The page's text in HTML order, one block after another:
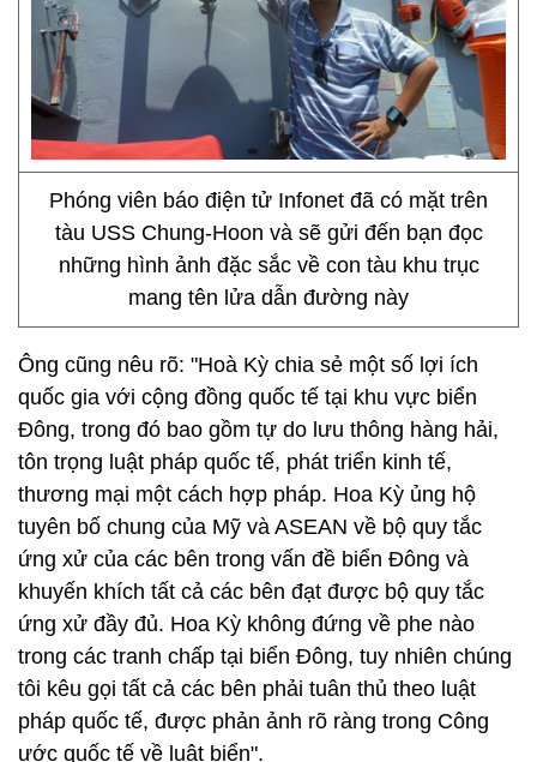
Phóng viên báo điện tử Infonet đã có mặt trên
tàu USS Chung-Hoon và sẽ gửi đến bạn đọc
những hình ảnh đặc sắc về con tàu khu trục
mang tên lửa dẫn đường này
Ông cũng nêu rõ: "Hoà Kỳ chia sẻ một số lợi ích
quốc gia với cộng đồng quốc tế tại khu vực biển
Đông, trong đó bao gồm tự do lưu thông hàng hải,
tôn trọng luật pháp quốc tế, phát triển kinh tế,
thương mại một cách hợp pháp. Hoa Kỳ ủng hộ
tuyên bố chung của Mỹ và ASEAN về bộ quy tắc
ứng xử của các bên trong vấn đề biển Đông và
khuyến khích tất cả các bên đạt được bộ quy tắc
ứng xử đầy đủ. Hoa Kỳ không đứng về phe nào
trong các tranh chấp tại biển Đông, tuy nhiên chúng
tôi kêu gọi tất cả các bên phải tuân thủ theo luật
pháp quốc tế, được phản ảnh rõ ràng trong Công
ước quốc tế về luật biển".